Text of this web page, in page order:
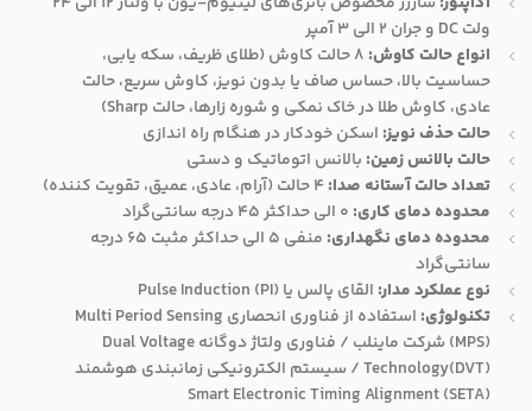
ولت DC و جران 2 الی 3 آمپر
انواع حالت کاوش:
8 حالت کاوش (طلای ظریف، سکه یابی،
حساسیت بالا، حساس صاف یا بدون نویز، کاوش سریع، حالت
عادی، کاوش طلا در خاک نمکی و شوره زارها، حالت Sharp)
حالت حذف نویز: اسکن خودکار در هنگام راه اندازی
حالت بالانس زمین: بالانس اتوماتیک و دستی
تعداد حالت آستانه صدا:
محدوده دمای کاری:
محدوده دمای نگهداری:
منفی 5 الی حداکثر مثبت 65 درجه
سانتی‌گراد
نوع عملکرد مدار: القای پالس یا Pulse Induction (PI)
تکنولوژی:
استفاده از فناوری‌ انحصاری Multi Period Sensing
(MPS) شرکت ماینلب / فناوری ولتاژ دوگانه Dual Voltage
Technology(DVT) / سیستم الکترونیکی زمانبندی هوشمند
Smart Electronic Timing Alignment (SETA)